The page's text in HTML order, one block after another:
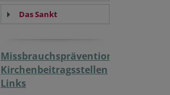
Das Sankt
Missbrauchsprävention
Kirchenbeitragsstellen
Links